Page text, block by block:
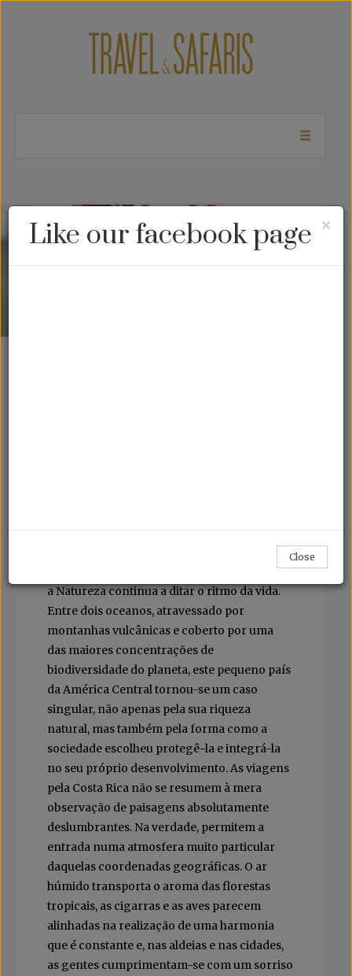
sensação de ter entrado num território onde
a Natureza continua a ditar o ritmo da vida.
Entre dois oceanos, atravessado por
montanhas vulcânicas e coberto por uma
das maiores concentrações de
biodiversidade do planeta, este pequeno país
da América Central tornou-se um caso
singular, não apenas pela sua riqueza
natural, mas também pela forma como a
sociedade escolheu protegê-la e integrá-la
no seu próprio desenvolvimento. As viagens
pela Costa Rica não se resumem à mera
observação de paisagens absolutamente
deslumbrantes. Na verdade, permitem a
entrada numa atmosfera muito particular
daquelas coordenadas geográficas. O ar
húmido transporta o aroma das florestas
tropicais, as cigarras e as aves parecem
alinhadas na realização de uma harmonia
que é constante e, nas aldeias e nas cidades,
as gentes cumprimentam-se com um sorriso
×
Like our facebook page
Close